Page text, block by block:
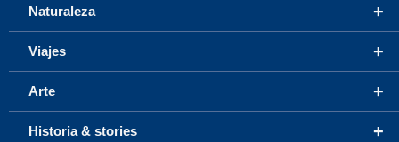
+
Naturaleza
+
Viajes
+
Arte
+
Historia & stories